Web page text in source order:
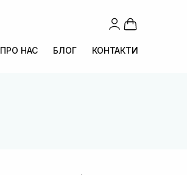
ПРО НАС БЛОГ КОНТАКТИ